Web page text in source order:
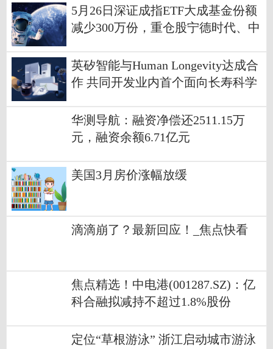
5月26日深证成指ETF大成基金份额
减少300万份，重仓股宁德时代、中
英矽智能与Human Longevity达成合
作 共同开发业内首个面向长寿科学
华测导航：融资净偿还2511.15万
元，融资余额6.71亿元
美国3月房价涨幅放缓
滴滴崩了？最新回应！_焦点快看
焦点精选！中电港(001287.SZ)：亿
科合融拟减持不超过1.8%股份
定位“草根游泳” 浙江启动城市游泳